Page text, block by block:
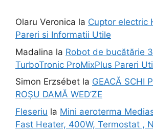
Olaru Veronica la Cuptor electric
Pareri si Informatii Utile
Madalina la Robot de bucătărie
TurboTronic ProMixPlus Pareri
Simon Erzsébet la GEACĂ SCHI
ROȘU DAMĂ WED’ZE
Fleseriu la Mini aeroterma
Fast Heater, 400W, Termostat ,